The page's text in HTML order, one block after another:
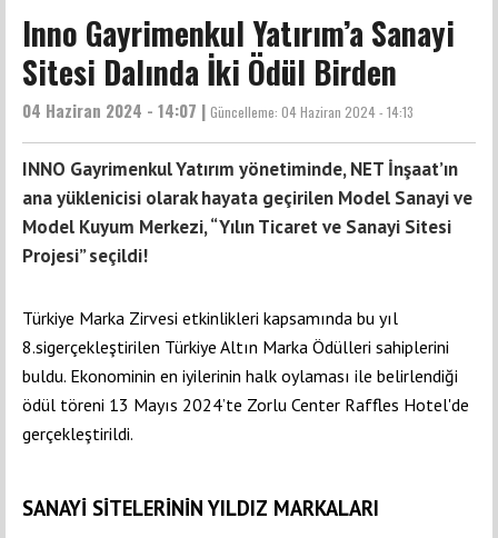
Inno Gayrimenkul Yatırım’a Sanayi
Sitesi Dalında İki Ödül Birden
04 Haziran 2024 - 14:07 | Güncelleme: 04 Haziran 2024 - 14:13
INNO Gayrimenkul Yatırım yönetiminde, NET İnşaat’ın
ana yüklenicisi olarak hayata geçirilen Model Sanayi ve
Model Kuyum Merkezi, “Yılın Ticaret ve Sanayi Sitesi
Projesi” seçildi!
Türkiye Marka Zirvesi etkinlikleri kapsamında bu yıl
8.sigerçekleştirilen Türkiye Altın Marka Ödülleri sahiplerini
buldu. Ekonominin en iyilerinin halk oylaması ile belirlendiği
ödül töreni 13 Mayıs 2024’te Zorlu Center Raffles Hotel'de
gerçekleştirildi.
SANAYİ SİTELERİNİN YILDIZ MARKALARI